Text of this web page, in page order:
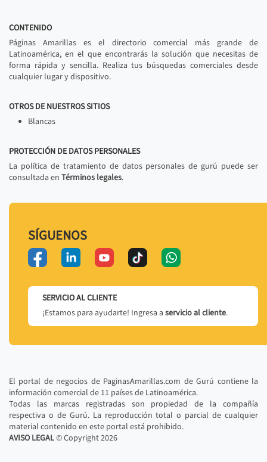
CONTENIDO
Páginas Amarillas es el directorio comercial más grande de
Latinoamérica, en el que encontrarás la solución que necesitas de
forma rápida y sencilla. Realiza tus búsquedas comerciales desde
cualquier lugar y dispositivo.
OTROS DE NUESTROS SITIOS
Blancas
PROTECCIÓN DE DATOS PERSONALES
La política de tratamiento de datos personales de gurú puede ser
consultada en Términos legales.
SÍGUENOS
SERVICIO AL CLIENTE
¡Estamos para ayudarte! Ingresa a servicio al cliente.
El portal de negocios de PaginasAmarillas.com de Gurú contiene la
información comercial de 11 países de Latinoamérica.
Todas las marcas registradas son propiedad de la compañía
respectiva o de Gurú. La reproducción total o parcial de cualquier
material contenido en este portal está prohibido.
AVISO LEGAL© Copyright2026